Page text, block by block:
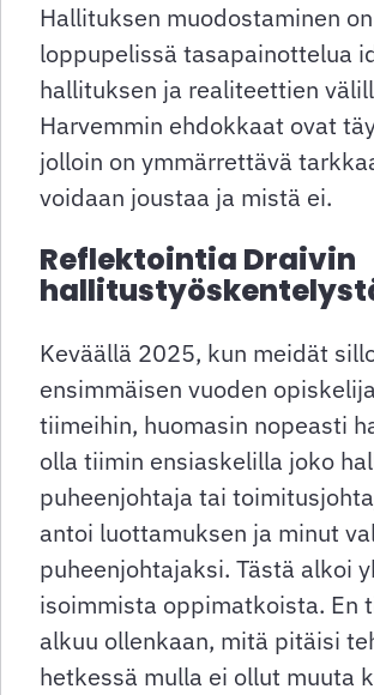
Hallituksen muodostaminen on
loppupelissä tasapainottelua
hallituksen ja realiteettien
Harvemmin ehdokkaat ovat
jolloin on ymmärrettävä
voidaan joustaa ja mistä ei.
Reflektointia Draivin
Keväällä 2025, kun meidät
ensimmäisen vuoden
tiimeihin, huomasin nopeasti
olla tiimin ensiaskelilla joko
puheenjohtaja tai
antoi luottamuksen ja minut
puheenjohtajaksi. Tästä alkoi
isoimmista oppimatkoista. En
alkuu ollenkaan, mitä pitäisi
hetkessä mulla ei ollut muuta